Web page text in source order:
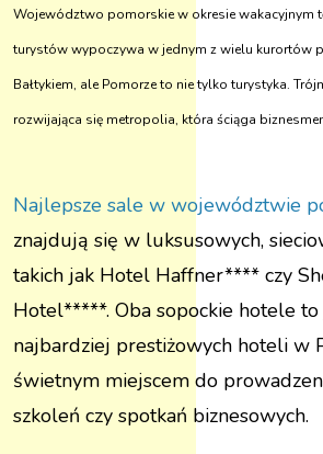
Województwo pomorskie w okresie wakacyjnym
turystów wypoczywa w jednym z wielu kurortów
Bałtykiem, ale Pomorze to nie tylko turystyka.
rozwijająca się metropolia, która ściąga
Najlepsze sale w województwie
znajdują się w luksusowych,
takich jak Hotel Haffner****czy
Hotel*****. Oba sopockie hotele
najbardziej prestiżowych hoteli w
świetnym miejscem do
szkoleń czy spotkań biznesowych.